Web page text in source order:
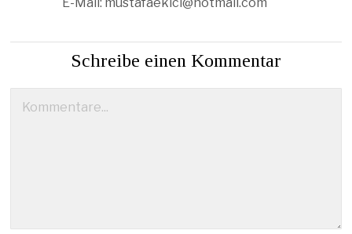
Schreibe einen Kommentar